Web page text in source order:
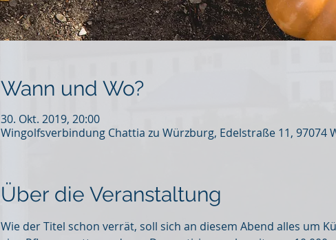
Wann und Wo?
30. Okt. 2019, 20:00
Wingolfsverbindung Chattia zu Würzburg, Edelstraße 11, 97074
Über die Veranstaltung
Wie der Titel schon verrät, soll sich an diesem Abend alles um